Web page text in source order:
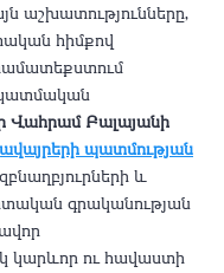
աշխատությունները,
հիմքով
պատմական
Վահրամ Բալայանի
պատմության
և
գրականության
կարևոր ու հավաստի